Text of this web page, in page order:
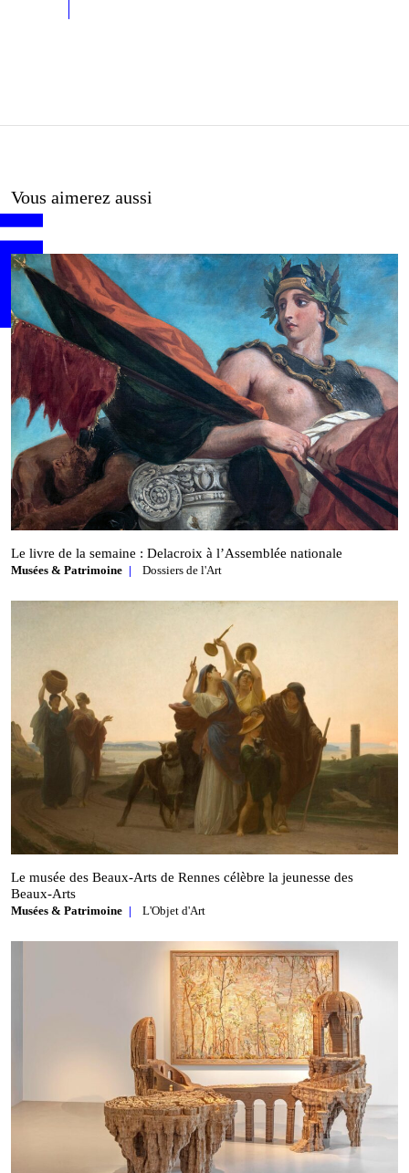
Vous aimerez aussi
Le livre de la semaine : Delacroix à l’Assemblée nationale
Musées & Patrimoine Dossiers de l'Art
Le musée des Beaux‑Arts de Rennes célèbre la jeunesse des
Beaux‑Arts
Musées & Patrimoine L'Objet d'Art